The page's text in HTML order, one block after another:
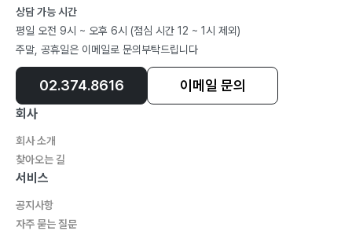
상담 가능 시간
평일 오전 9시 ~ 오후 6시 (점심 시간 12 ~ 1시 제외)
주말, 공휴일은 이메일로 문의부탁드립니다
02.374.8616 이메일 문의
회사
회사 소개
찾아오는 길
서비스
공지사항
자주 묻는 질문